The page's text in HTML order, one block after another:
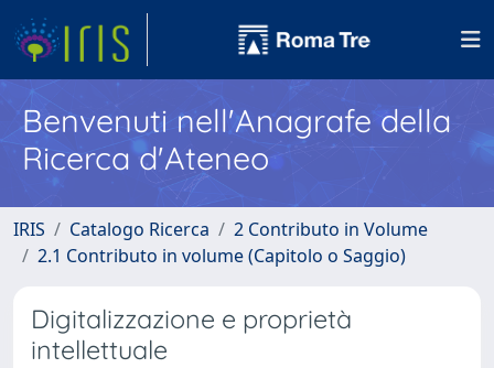
Benvenuti nell'Anagrafe della
Ricerca d'Ateneo
IRIS Catalogo Ricerca
2 Contributo in Volume
2.1 Contributo in volume (Capitolo o Saggio)
Digitalizzazione e proprietà
intellettuale